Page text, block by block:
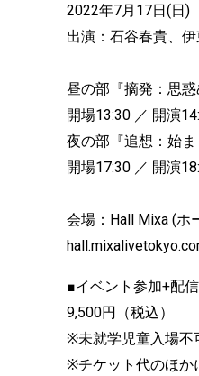
2022年7月17日(日)
出演：石谷春貴、
昼の部『摘発：思
開場13:30 ／ 開演
夜の部『追想：始
開場17:30 ／ 開演
会場：Hall Mixa (
■イベント参加+配
9,500円（税込）
※未就学児童入場不
※チケット代のほか